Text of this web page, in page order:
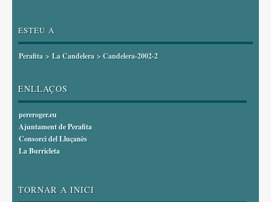
ESTEU A
Perafita > La Candelera > Candelera-2002-2
ENLLAÇOS
pereroger.eu
Ajuntament de Perafita
Consorci del Lluçanès
La Burricleta
TORNAR A INICI